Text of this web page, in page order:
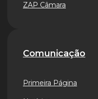
ZAP Câmara
Comunicação
Primeira Página